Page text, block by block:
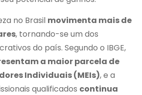
no Brasil movimenta mais de
, tornando-se um dos
do país. Segundo o IBGE,
a maior parcela de
Individuais (MEIs), e a
qualificados continua